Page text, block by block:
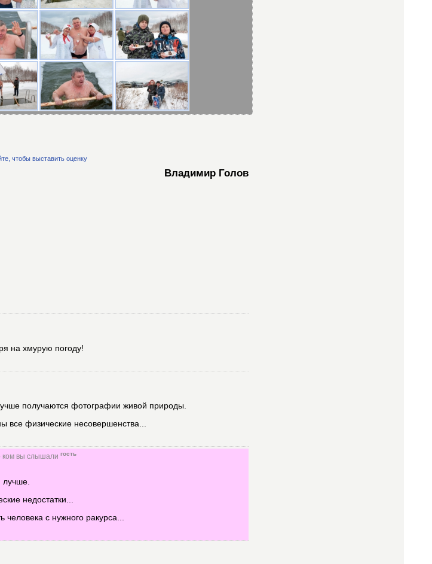
чтобы выставить оценку
Владимир Голов
на хмурую погоду!
получаются фотографии живой природы.
все физические несовершенства...
ком вы слышали гость
лучше.
недостатки...
с нужного ракурса...